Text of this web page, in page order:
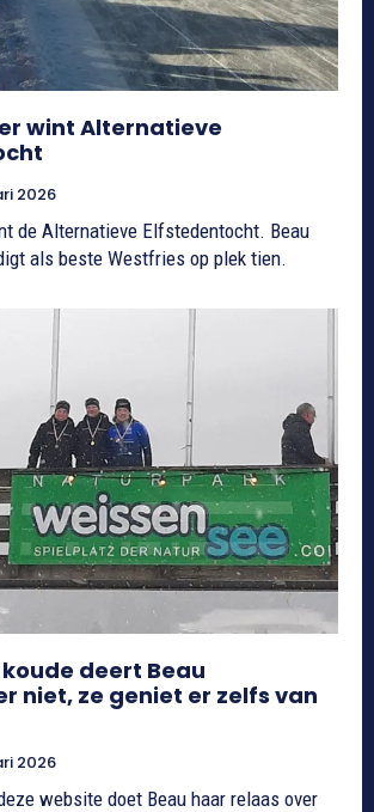
wint Alternatieve
2026
de Alternatieve Elfstedentocht. Beau
als beste Westfries op plek tien.
deert Beau
niet, ze geniet er zelfs van
2026
website doet Beau haar relaas over